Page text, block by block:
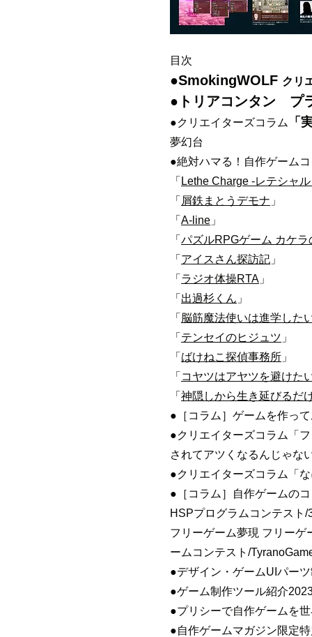
目次
●SmokingWOLF クリ
●トリアコンタン プ
●クリエイターズコラム 「
夢幻台
●絶対ハマる！自作ゲーム
「 Lethe Charge -レテシャ
「 屑鉄まとうデモナ 」
「 A-line 」
「 パズルRPGゲーム カケラ
「 アイスさん探訪記 」
「 ラジオ体操RTA 」
「 出過杉くん 」
「 脳筋魔法使いは進学した
「 テンセイのヒジュツ 」
「 ばけねこ探偵事務所 」
「 コヤツはアヤツを避けた
「 神隠しから生き延びるだ
●［コラム］ゲームを作っ
●クリエイターズコラム「
されてアツくなるんじゃな
●クリエイターズコラム「
●［コラム］自作ゲームの
HSPプログラムコンテスト
フリーゲーム夢現 フリー
ームコンテスト/
●デザイン・ゲームUIパー
●ゲーム制作ツール紹介
●プリシーで自作ゲームを
●自作ゲームマガジン限定